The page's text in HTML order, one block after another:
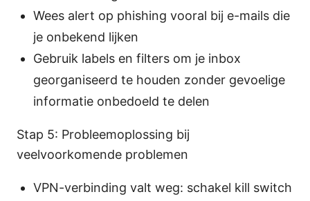
Wees alert op phishing vooral bij e-mails die
je onbekend lijken
Gebruik labels en filters om je inbox
georganiseerd te houden zonder gevoelige
informatie onbedoeld te delen
Stap 5: Probleemoplossing bij
veelvoorkomende problemen
VPN-verbinding valt weg: schakel kill switch